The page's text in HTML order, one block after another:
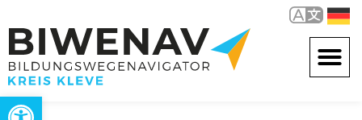
Werkzeugleiste öffnen